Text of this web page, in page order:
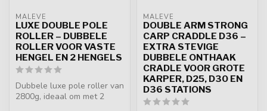
MALEVÉ
LUXE DOUBLE POLE
ROLLER – DUBBELE
ROLLER VOOR VASTE
HENGEL EN 2 HENGELS
Dubbele luxe pole roller van
2800g, ideaal om met 2
MALEVÉ
DOUBLE ARM STRONG
CARP CRADDLE D36 –
EXTRA STEVIGE
DUBBELE ONTHAAK
CRADLE VOOR GROTE
KARPER, D25, D30 EN
D36 STATIONS